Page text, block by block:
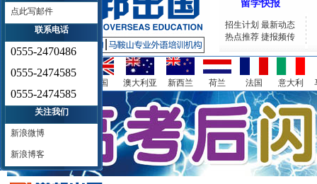
留学快报
招生计划 最新动态
热点推荐 捷报频传
英国 澳大利亚 新西兰 荷兰 法国 意大利
点此写邮件
联系电话
0555-2470486
0555-2474585
0555-2474585
关注我们
新浪微博
新浪博客